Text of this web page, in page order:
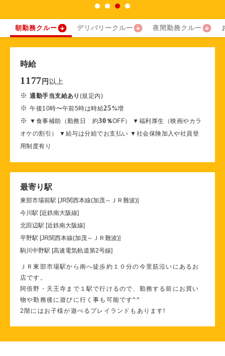
朝勤務クルー デリバリークルー 夜間勤務クルー
時給
1177 円 以上
※通勤手当支給あり (規定内)
※午後10時〜午前5時は時給25%増
※ ▼食事補助（勤務日 約30 ％OFF） ▼福利厚生（映画やカラ
オケの割引） ▼給与は分給でお支払い ▼社会保険加入や社員登
用制度有り
最寄り駅
東部市場前駅 [JR関西本線(加茂～ＪＲ難波)]
今川駅 [近鉄南大阪線]
北田辺駅 [近鉄南大阪線]
平野駅 [JR関西本線(加茂～ＪＲ難波)]
駒川中野駅 [高速電気軌道第2号線]
ＪＲ東部市場駅から南へ徒歩約１０分の今里筋沿いにあるお
店です。
阿倍野・天王寺まで１駅で行けるので、勤務する前にお買い
物や勤務後に遊びに行く事も可能です^^
2階にはお子様が遊べるプレイランドもあります!